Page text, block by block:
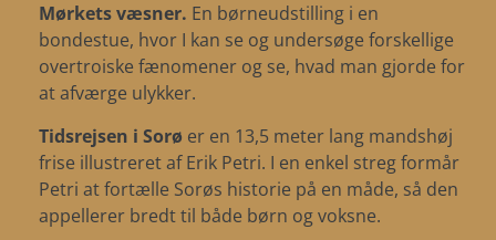
Mørkets væsner. En børneudstilling i en
bondestue, hvor I kan se og undersøge forskellige
overtroiske fænomener og se, hvad man gjorde for
at afværge ulykker.
Tidsrejsen i Sorø er en 13,5 meter lang mandshøj
frise illustreret af Erik Petri. I en enkel streg formår
Petri at fortælle Sorøs historie på en måde, så den
appellerer bredt til både børn og voksne.